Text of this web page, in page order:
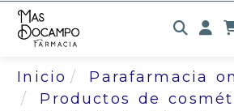
Inicio
Parafarmacia
Productos de